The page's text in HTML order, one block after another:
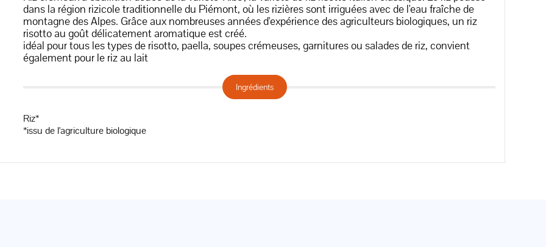
dans la région rizicole traditionnelle du Piémont, où les rizières sont irriguées avec de l'eau fraîche de
montagne des Alpes. Grâce aux nombreuses années d'expérience des agriculteurs biologiques, un riz
risotto au goût délicatement aromatique est créé.
idéal pour tous les types de risotto, paella, soupes crémeuses, garnitures ou salades de riz, convient
également pour le riz au lait
Ingrédients
Riz*
*issu de l'agriculture biologique